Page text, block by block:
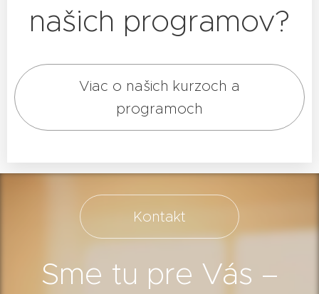
našich programov?
Viac o našich kurzoch a
programoch
Kontakt
Sme tu pre Vás –